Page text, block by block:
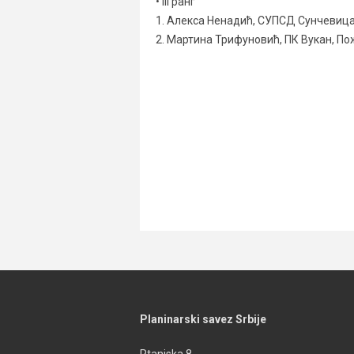
1. Алекса Ненадић, СУПСД
2. Мартина Трифуновић, ПК Вукан,
Planinarski savez Srbije